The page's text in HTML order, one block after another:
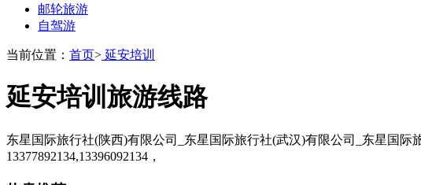
邮轮旅游
自驾游
当前位置： 首页> 延安培训
延安培训旅游线路
东星国际旅行社(陕西)有限公司_东星国际旅行社(武汉)有限公司_东星国
13377892134,13396092134，